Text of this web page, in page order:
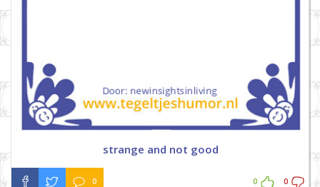
strange and not good
0 0 0